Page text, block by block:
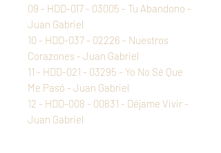
09 - HDD-017 - 03005 - Tu Abandono -
Juan Gabriel
10 - HDD-037 - 02226 - Nuestros
Corazones - Juan Gabriel
11 - HDD-021 - 03295 - Yo No Sé Que
Me Pasó - Juan Gabriel
12 - HDD-008 - 00831 - Déjame Vivir -
Juan Gabriel